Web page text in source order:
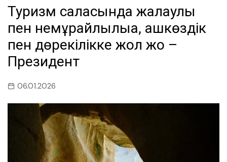
Туризм саласында жалқаулық
пен немқұрайлылыққа, ашкөздік
пен дөрекілікке жол жоқ –
Президент
06.01.2026